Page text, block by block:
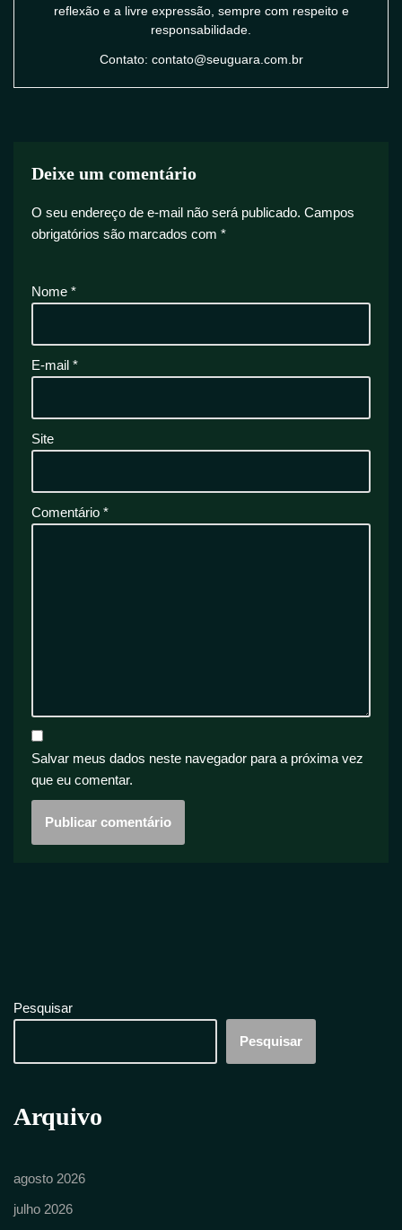
reflexão e a livre expressão, sempre com respeito e
responsabilidade.
Contato: contato@seuguara.com.br
Deixe um comentário
O seu endereço de e-mail não será publicado. Campos
obrigatórios são marcados com *
Nome *
E-mail *
Site
Comentário *
Salvar meus dados neste navegador para a próxima vez
que eu comentar.
Pesquisar
Pesquisar
Arquivo
agosto 2026
julho 2026